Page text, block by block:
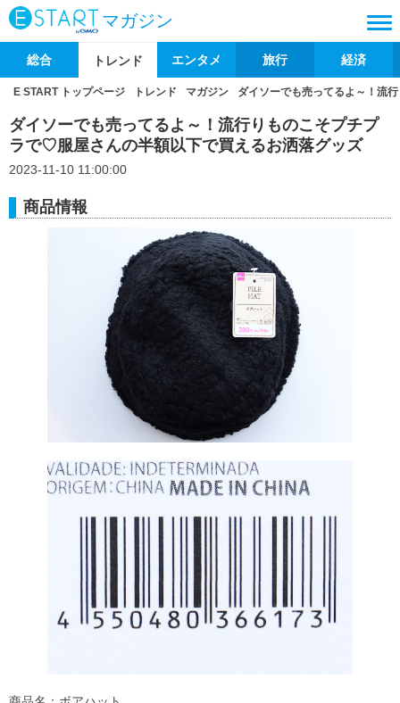
マガジン
総合 トレンド エンタメ 旅行 経済
E START トップページ トレンド マガジン ダイソーでも売ってるよ～！流
ダイソーでも売ってるよ～！流行りものこそプチプ
ラで♡服屋さんの半額以下で買えるお洒落グッズ
2023-11-10 11:00:00
商品情報